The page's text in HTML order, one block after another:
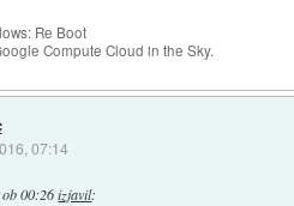
Re Boot
Compute Cloud in the Sky.
07:14
00:26 izjavil: